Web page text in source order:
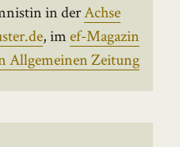
in derAchse
, imef-Magazin
Allgemeinen Zeitung